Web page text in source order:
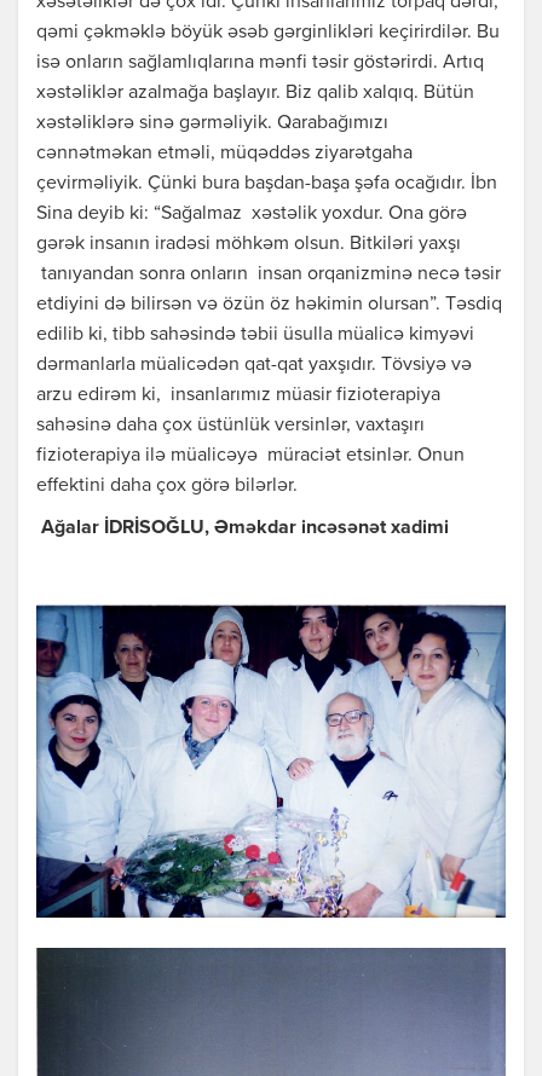
qəmi çəkməklə böyük əsəb gərginlikləri keçirirdilər. Bu
isə onların sağlamlıqlarına mənfi təsir göstərirdi. Artıq
xəstəliklər azalmağa başlayır. Biz qalib xalqıq. Bütün
xəstəliklərə sinə gərməliyik. Qarabağımızı
cənnətməkan etməli, müqəddəs ziyarətgaha
çevirməliyik. Çünki bura başdan-başa şəfa ocağıdır. İbn
Sina deyib ki: “Sağalmaz xəstəlik yoxdur. Ona görə
gərək insanın iradəsi möhkəm olsun. Bitkiləri yaxşı
tanıyandan sonra onların insan orqanizminə necə təsir
etdiyini də bilirsən və özün öz həkimin olursan”. Təsdiq
edilib ki, tibb sahəsində təbii üsulla müalicə kimyəvi
dərmanlarla müalicədən qat-qat yaxşıdır. Tövsiyə və
arzu edirəm ki, insanlarımız müasir fizioterapiya
sahəsinə daha çox üstünlük versinlər, vaxtaşırı
fizioterapiya ilə müalicəyə müraciət etsinlər. Onun
effektini daha çox görə bilərlər.
Ağalar İDRİSOĞLU, Əməkdar incəsənət xadimi